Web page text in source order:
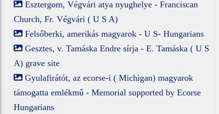
Esztergom, Végvári atya nyughelye - Franciscan
Church, Fr. Végvári ( U S A)
Felsőberki, amerikás magyarok - U S- Hungarians
Gesztes, v. Tamáska Endre sírja - E. Tamáska ( U S
A) grave site
Gyulafirátót, az ecorse-i ( Michigan) magyarok
támogatta emlékmű - Memorial supported by Ecorse
Hungarians